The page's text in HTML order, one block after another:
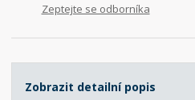
Zeptejte se odborníka
Zobrazit detailní popis